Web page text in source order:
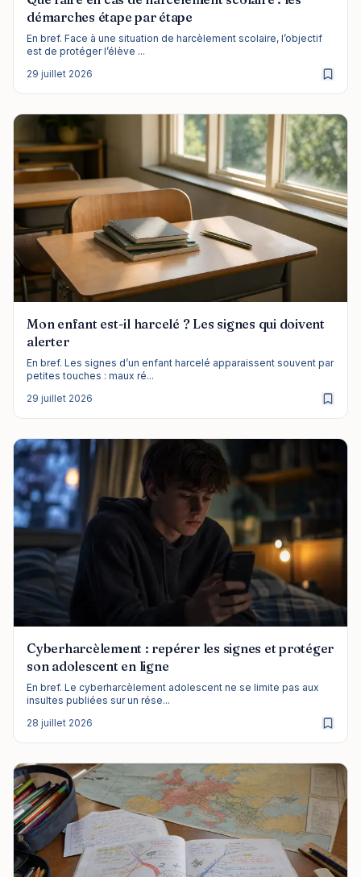
démarches étape par étape
En bref. Face à une situation de harcèlement scolaire, l’objectif
est de protéger l’élève ...
29 juillet 2026
Mon enfant est-il harcelé ? Les signes qui doivent
alerter
En bref. Les signes d’un enfant harcelé apparaissent souvent par
petites touches : maux ré...
29 juillet 2026
Cyberharcèlement : repérer les signes et protéger
son adolescent en ligne
En bref. Le cyberharcèlement adolescent ne se limite pas aux
insultes publiées sur un rése...
28 juillet 2026